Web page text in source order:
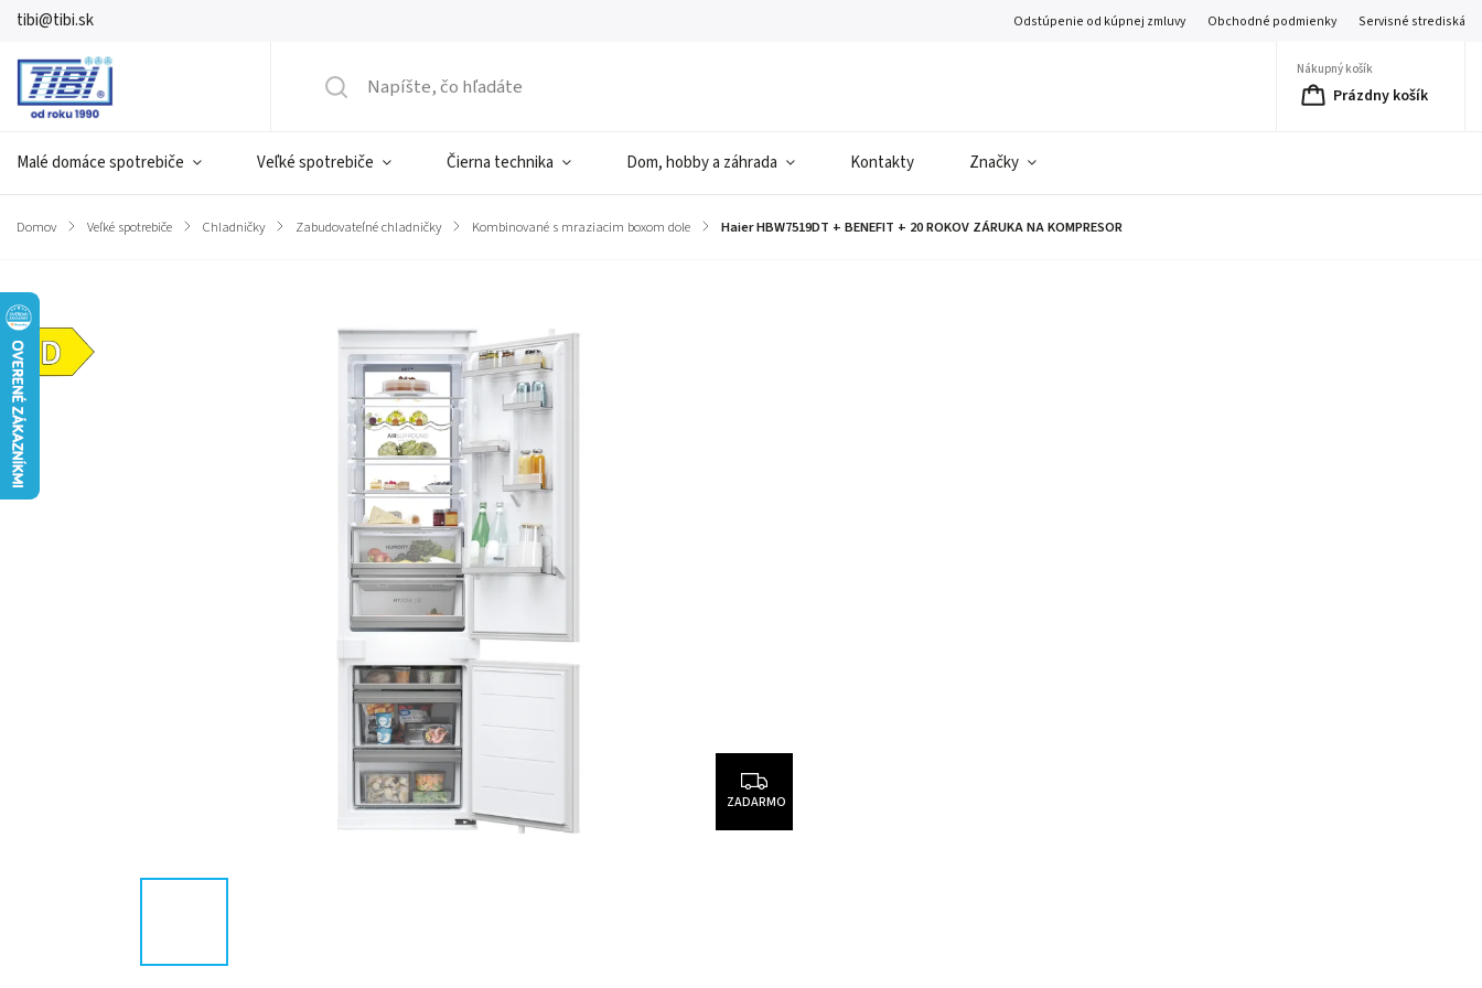
tibi@tibi.sk Odstúpenie od kúpnej zmluvy Obchodné podmienky Servisné strediská
Nákupný košík
Prázdny košík
Malé domáce spotrebiče Veľké spotrebiče Čierna technika Dom, hobby a záhrada Kontakty Značky
Domov / Veľké spotrebiče / Chladničky / Zabudovateľné chladničky / Kombinované s mraziacim boxom dole / Haier HBW7519DT + BENEFIT + 20 ROKOV ZÁRUKA NA KOMPRESOR
Energetická
trieda D
Značka:
ZADARMO